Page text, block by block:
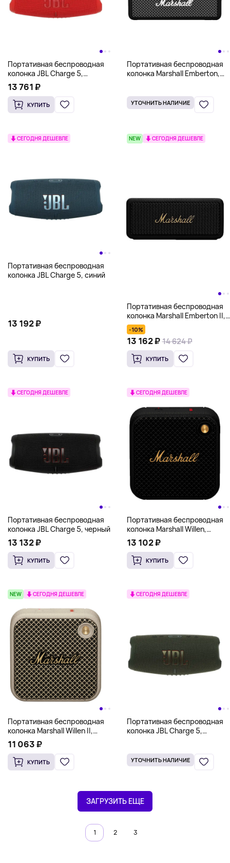
Портативная беспроводная
колонка JBL Charge 5,
красный
13 761 ₽
КУПИТЬ
Портативная беспроводная
колонка Marshall Emberton,
УТОЧНИТЬ НАЛИЧИЕ
СЕГОДНЯ ДЕШЕВЛЕ
Портативная беспроводная
колонка JBL Charge 5, синий
13 192 ₽
КУПИТЬ
NEW СЕГОДНЯ ДЕШЕВЛЕ
Портативная беспроводная
колонка Marshall Emberton II,
черный
-10%
13 162 ₽ 14 624 ₽
КУПИТЬ
СЕГОДНЯ ДЕШЕВЛЕ
Портативная беспроводная
колонка JBL Charge 5, черный
13 132 ₽
КУПИТЬ
СЕГОДНЯ ДЕШЕВЛЕ
Портативная беспроводная
колонка Marshall Willen,
черный
13 102 ₽
КУПИТЬ
NEW СЕГОДНЯ ДЕШЕВЛЕ
Портативная беспроводная
колонка Marshall Willen II,
кремовый
11 063 ₽
КУПИТЬ
СЕГОДНЯ ДЕШЕВЛЕ
Портативная беспроводная
колонка JBL Charge 5,
УТОЧНИТЬ НАЛИЧИЕ
ЗАГРУЗИТЬ ЕЩЕ
1 2 3